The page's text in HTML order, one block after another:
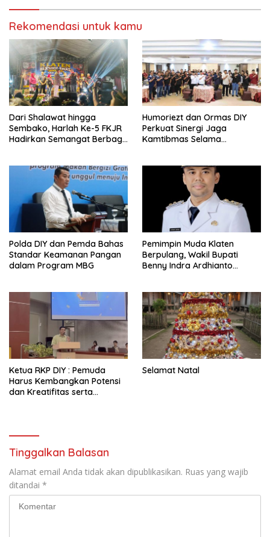
Rekomendasi untuk kamu
Dari Shalawat hingga
Sembako, Harlah Ke-5 FKJR
Hadirkan Semangat Berbagi
Humoriezt dan Ormas DIY
Perkuat Sinergi Jaga
Kamtibmas Selama
Polda DIY dan Pemda Bahas
Standar Keamanan Pangan
dalam Program MBG
Pemimpin Muda Klaten
Berpulang, Wakil Bupati
Benny Indra Ardhianto
Ketua RKP DIY : Pemuda
Harus Kembangkan Potensi
dan Kreatifitas serta
Selamat Natal
Tinggalkan Balasan
Alamat email Anda tidak akan dipublikasikan. Ruas yang wajib
ditandai *